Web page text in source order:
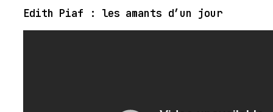
Edith Piaf : les amants d’un jour